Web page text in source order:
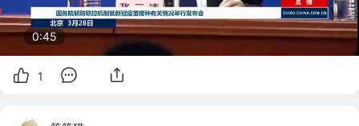
0:45
1